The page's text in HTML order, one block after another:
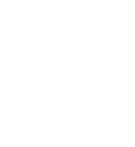
resume